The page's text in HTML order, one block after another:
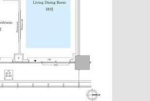
ニュースから探す
新着募集情報
【仲介会社様向け】当社仲介
事業部取り扱い物件入居申
込